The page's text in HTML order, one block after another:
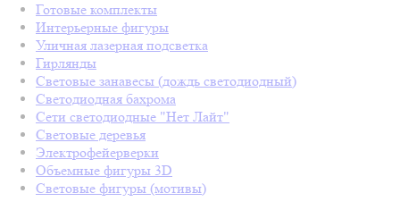
Готовые комплекты
Интерьерные фигуры
Уличная лазерная подсветка
Гирлянды
Световые занавесы (дождь светодиодный)
Светодиодная бахрома
Сети светодиодные "Нет Лайт"
Световые деревья
Электрофейерверки
Объемные фигуры 3D
Световые фигуры (мотивы)